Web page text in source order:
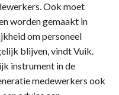
Ook moet
worden gemaakt in
om personeel
blijven, vindt Vuik.
instrument in de
medewerkers ook